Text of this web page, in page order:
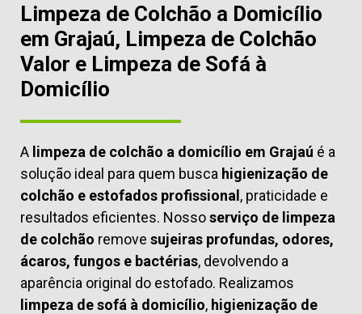
Limpeza de Colchão a Domicílio
em Grajaú, Limpeza de Colchão
Valor e Limpeza de Sofá à
Domicílio
A limpeza de colchão a domicílio em Grajaú é a
solução ideal para quem busca higienização de
colchão e estofados profissional, praticidade e
resultados eficientes. Nossoserviço de limpeza
de colchão remove sujeiras profundas, odores,
ácaros, fungos e bactérias, devolvendo a
aparência original do estofado. Realizamos
limpeza de sofá à domicílio, higienização de